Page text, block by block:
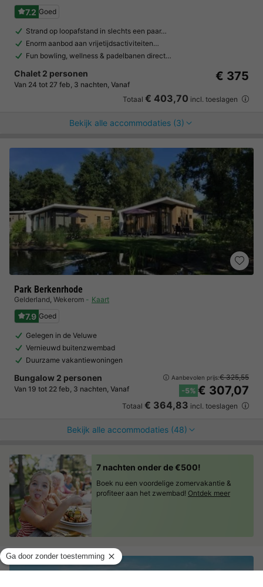
7.2 Goed
Strand op loopafstand in slechts een paar…
Enorm aanbod aan vrijetijdsactiviteiten…
Fun bowling, wellness & padelbanen direct…
Chalet 2 personen
Van 24 tot 27 feb, 3 nachten, Vanaf
€ 375
Totaal € 403,70 incl. toeslagen
Bekijk alle accommodaties (3)
Park Berkenrhode
Gelderland, Wekerom Kaart
7.9 Goed
Gelegen in de Veluwe
Vernieuwd buitenzwembad
Duurzame vakantiewoningen
Bungalow 2 personen
Van 19 tot 22 feb, 3 nachten, Vanaf
Aanbevolen prijs:€ 325,55
-5% € 307,07
Totaal € 364,83 incl. toeslagen
Bekijk alle accommodaties (48)
7 nachten onder de €500!
Boek nu een voordelige zomervakantie &
profiteer aan het zwembad! Ontdek meer